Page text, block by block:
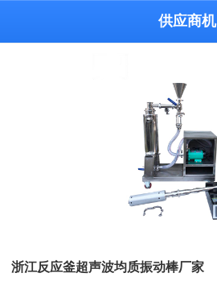
供应商机
浙江反应釜超声波均质振动棒厂家